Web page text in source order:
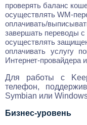
проверять баланс
осуществлять WM-
оплачивать/
завершать переводы с
осуществлять
оплачивать услугу
Интернет-провайдера
Для работы с
телефон,
Symbian или
Бизнес-уровень